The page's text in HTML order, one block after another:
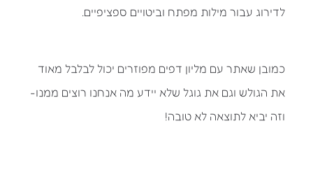
לדירוג עבור מילות מפתח וביטויים ספציפיים.
כמובן שאתר עם מליון דפים מפוזרים יכול לבלבל מאוד
את הגולש וגם את גוגל שלא יידע מה אנחנו רוצים ממנו-
וזה יביא לתוצאה לא טובה!